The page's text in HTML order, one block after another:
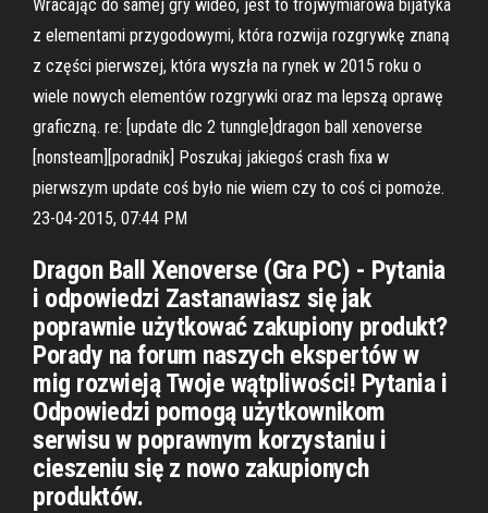
Wracając do samej gry wideo, jest to trójwymiarowa bijatyka
z elementami przygodowymi, która rozwija rozgrywkę znaną
z części pierwszej, która wyszła na rynek w 2015 roku o
wiele nowych elementów rozgrywki oraz ma lepszą oprawę
graficzną. re: [update dlc 2 tunngle]dragon ball xenoverse
[nonsteam][poradnik] Poszukaj jakiegoś crash fixa w
pierwszym update coś było nie wiem czy to coś ci pomoże.
23-04-2015, 07:44 PM
Dragon Ball Xenoverse (Gra PC) - Pytania
i odpowiedzi Zastanawiasz się jak
poprawnie użytkować zakupiony produkt?
Porady na forum naszych ekspertów w
mig rozwieją Twoje wątpliwości! Pytania i
Odpowiedzi pomogą użytkownikom
serwisu w poprawnym korzystaniu i
cieszeniu się z nowo zakupionych
produktów.